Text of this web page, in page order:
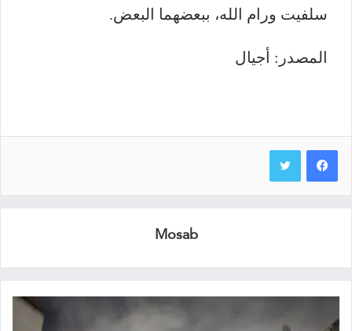
سلفيت ورام الله، ببعضهما البعض.
المصدر: أجيال
Mosab